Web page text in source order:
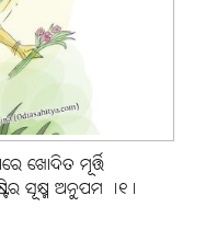
ଖୋଦିତ ମୂର୍ତ୍ତି
ଅନୁପମ ।୧।